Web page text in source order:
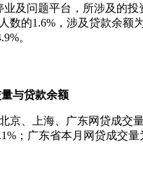
业及问题平台，所涉及的
数的1.6%，涉及贷款余额
。
与贷款余额
、上海、广东网贷成交量
；广东省本月网贷成交量